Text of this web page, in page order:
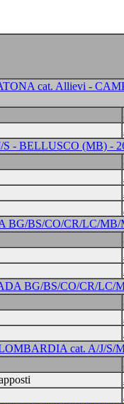
cat. Allievi -
- BELLUSCO (MB) -
BS/CO/CR/LC/MB/
BG/BS/CO/CR/LC/
cat. A/J/S/